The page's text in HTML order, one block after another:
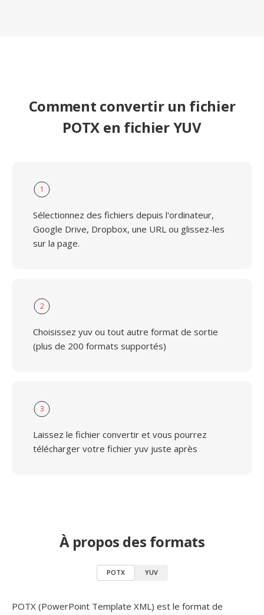
Comment convertir un fichier
POTX en fichier YUV
1
Sélectionnez des fichiers depuis l'ordinateur,
Google Drive, Dropbox, une URL ou glissez-les
sur la page.
2
Choisissez yuv ou tout autre format de sortie
(plus de 200 formats supportés)
3
Laissez le fichier convertir et vous pourrez
télécharger votre fichier yuv juste après
À propos des formats
POTX YUV
POTX (PowerPoint Template XML) est le format de